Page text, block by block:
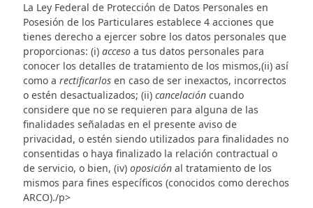
La Ley Federal de Protección de Datos Personales en
Posesión de los Particulares establece 4 acciones que
tienes derecho a ejercer sobre los datos personales que
proporcionas: (i) acceso a tus datos personales para
conocer los detalles de tratamiento de los mismos,(ii) así
como a rectificarlos en caso de ser inexactos, incorrectos
o estén desactualizados; (ii) cancelación cuando
considere que no se requieren para alguna de las
finalidades señaladas en el presente aviso de
privacidad, o estén siendo utilizados para finalidades no
consentidas o haya finalizado la relación contractual o
de servicio, o bien, (iv) oposición al tratamiento de los
mismos para fines específicos (conocidos como derechos
ARCO)./p>